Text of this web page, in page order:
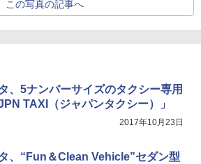
この写真の記事へ
、5ナンバーサイズのタクシー専用
TAXI（ジャパンタクシー）」
2017年10月23日
タ、“Fun＆Clean Vehicle”セダン型